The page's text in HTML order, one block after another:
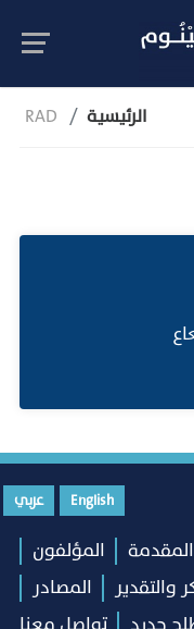
RAD الرئيسية
English عربي
المقدمة
المؤلفون
والتقدير
المصادر